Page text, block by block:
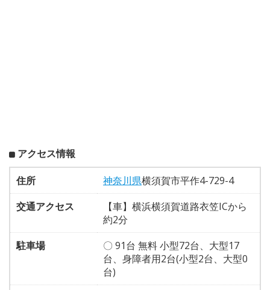
アクセス情報
住所 神奈川県横須賀市平作4-729-4
交通アクセス
【車】横浜横須賀道路衣笠ICから
約2分
駐車場
〇 91台 無料 小型72台、大型17
台、身障者用2台(小型2台、大型0
台)